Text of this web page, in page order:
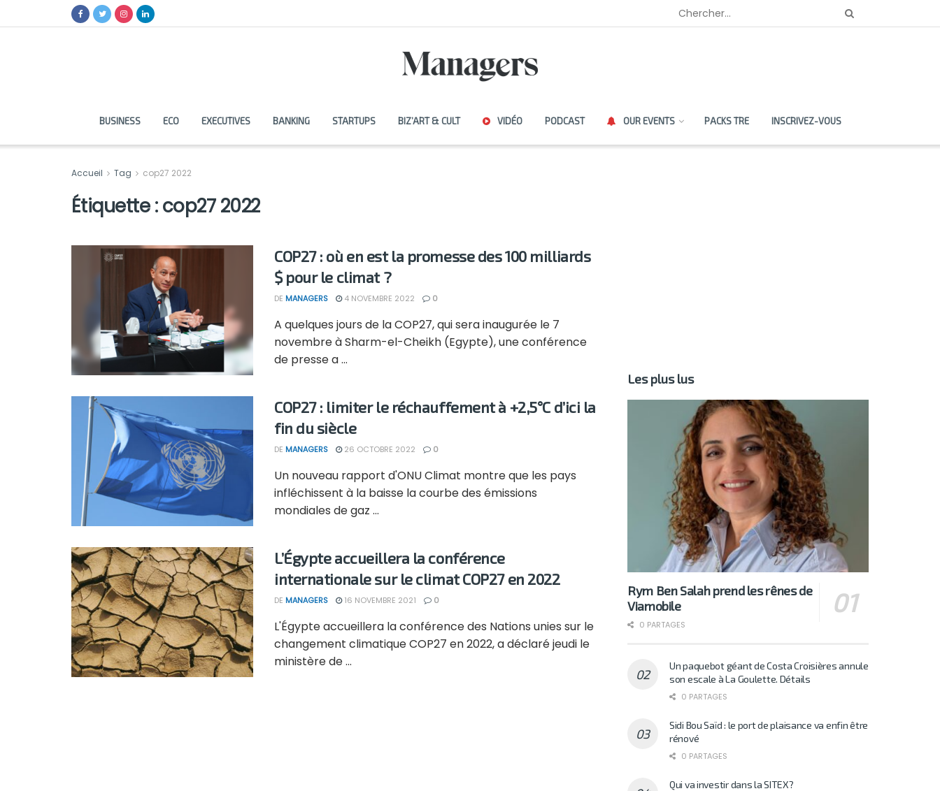
BUSINESS ECO EXECUTIVES BANKING STARTUPS BIZ’ART & CULT VIDÉO PODCAST OUR EVENTS PACKS TRE INSCRIVEZ-VOUS
Accueil Tag cop27 2022
Étiquette :cop27 2022
COP27 : où en est la promesse des 100 milliards
$ pour le climat ?
DE MANAGERS 4 NOVEMBRE 2022 0
A quelques jours de la COP27, qui sera inaugurée le 7
novembre à Sharm-el-Cheikh (Egypte), une conférence
de presse a ...
COP27 : limiter le réchauffement à +2,5°C d’ici la
fin du siècle
DE MANAGERS 26 OCTOBRE 2022 0
Un nouveau rapport d'ONU Climat montre que les pays
infléchissent à la baisse la courbe des émissions
mondiales de gaz ...
L’Égypte accueillera la conférence
internationale sur le climat COP27 en 2022
DE MANAGERS 16 NOVEMBRE 2021 0
L'Égypte accueillera la conférence des Nations unies sur le
changement climatique COP27 en 2022, a déclaré jeudi le
ministère de ...
Les plus lus
Rym Ben Salah prend les rênes de
Viamobile
0 PARTAGES
Un paquebot géant de Costa Croisières annule
son escale à La Goulette. Détails
0 PARTAGES
Sidi Bou Saïd : le port de plaisance va enfin être
rénové
0 PARTAGES
Qui va investir dans la SITEX?